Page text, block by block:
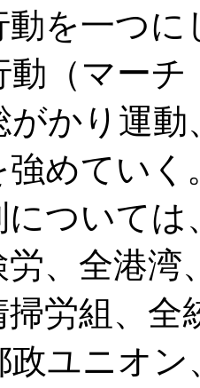
動を一つ
動（マー
がかり運
強めていく
ついては
労、全港
労組、全
政ユニオ